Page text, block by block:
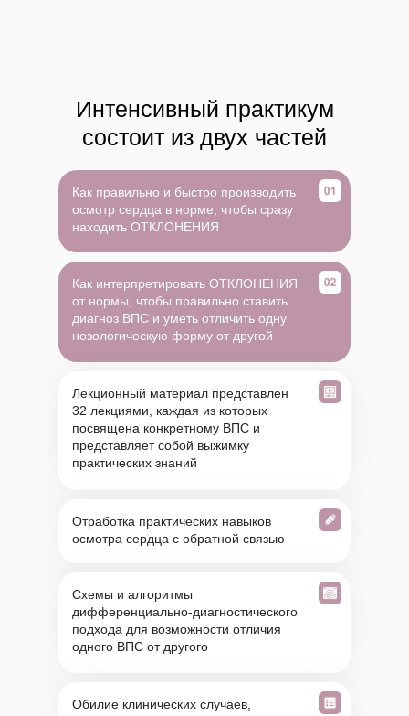
Интенсивный практикум
состоит из двух частей
Как правильно и быстро производить
осмотр сердца в норме, чтобы сразу
находить ОТКЛОНЕНИЯ
Как интерпретировать ОТКЛОНЕНИЯ
от нормы, чтобы правильно ставить
диагноз ВПС и уметь отличить одну
нозологическую форму от другой
Лекционный материал представлен
32 лекциями, каждая из которых
посвящена конкретному ВПС и
представляет собой выжимку
практических знаний
Отработка практических навыков
осмотра сердца с обратной связью
Схемы и алгоритмы
дифференциально-диагностического
подхода для возможности отличия
одного ВПС от другого
Обилие клинических случаев,